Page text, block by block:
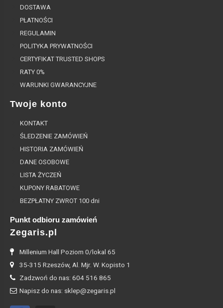
DOSTAWA
PŁATNOŚCI
REGULAMIN
POLITYKA PRYWATNOŚCI
CERTYFIKAT TRUSTED SHOPS
RATY 0%
WARUNKI GWARANCYJNE
Twoje konto
KONTAKT
ŚLEDZENIE ZAMÓWIEŃ
HISTORIA ZAMÓWIEŃ
DANE OSOBOWE
LISTA ŻYCZEŃ
KUPONY RABATOWE
BEZPŁATNY ZWROT 100 dni
Punkt odbioru zamówień
Zegaris.pl
Millenium Hall Poziom 0/lokal 65
35-315 Rzeszów, Al. Mjr. W. Kopisto 1
Zadzwoń do nas: 604 516 865
Napisz do nas: sklep@zegaris.pl